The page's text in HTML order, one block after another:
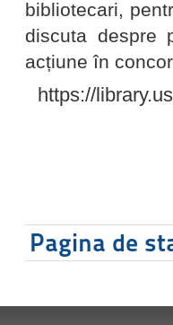
bibliotecari,
discuta despre
acțiune în
https://
Pagina de